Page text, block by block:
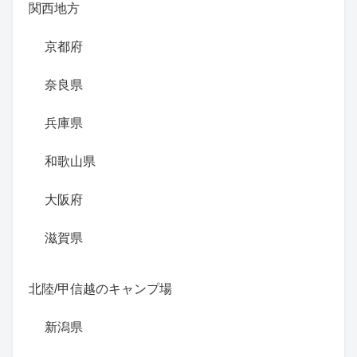
関西地方
京都府
奈良県
兵庫県
和歌山県
大阪府
滋賀県
北陸/甲信越のキャンプ場
新潟県